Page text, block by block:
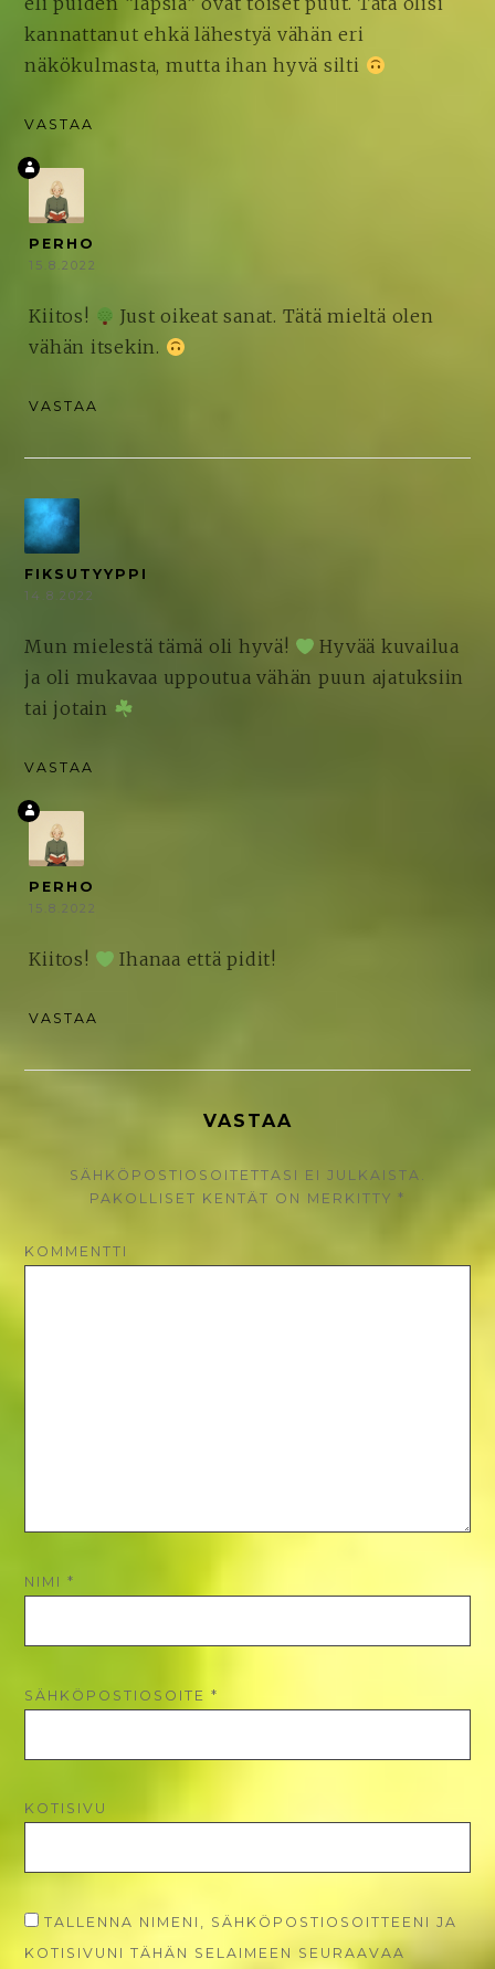
kannattanut ehkä lähestyä vähän eri
näkökulmasta, mutta ihan hyvä silti
VASTAA
PERHO
15.8.2022
Kiitos!
Just oikeat sanat. Tätä mieltä olen
vähän itsekin.
VASTAA
FIKSUTYYPPI
14.8.2022
Mun mielestä tämä oli hyvä!
Hyvää kuvailua
ja oli mukavaa uppoutua vähän puun ajatuksiin
tai jotain
VASTAA
PERHO
15.8.2022
Kiitos! Ihanaa että pidit!
VASTAA
VASTAA
SÄHKÖPOSTIOSOITETTASI EI JULKAISTA.
PAKOLLISET KENTÄT ON MERKITTY *
KOMMENTTI
NIMI*
SÄHKÖPOSTIOSOITE*
KOTISIVU
TALLENNA NIMENI, SÄHKÖPOSTIOSOITTEENI JA
KOTISIVUNI TÄHÄN SELAIMEEN SEURAAVAA